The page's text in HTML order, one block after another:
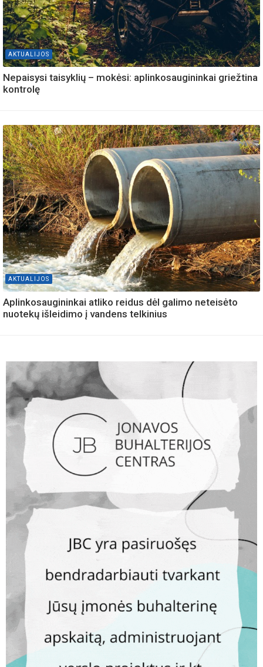
AKTUALIJOS
Nepaisysi taisyklių – mokėsi: aplinkosaugininkai griežtina
kontrolę
AKTUALIJOS
Aplinkosaugininkai atliko reidus dėl galimo neteisėto
nuotekų išleidimo į vandens telkinius